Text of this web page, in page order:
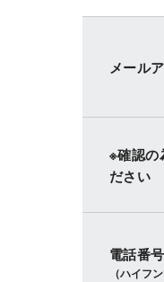
メール
※確認の
ださい
電話番号
（ハイフ